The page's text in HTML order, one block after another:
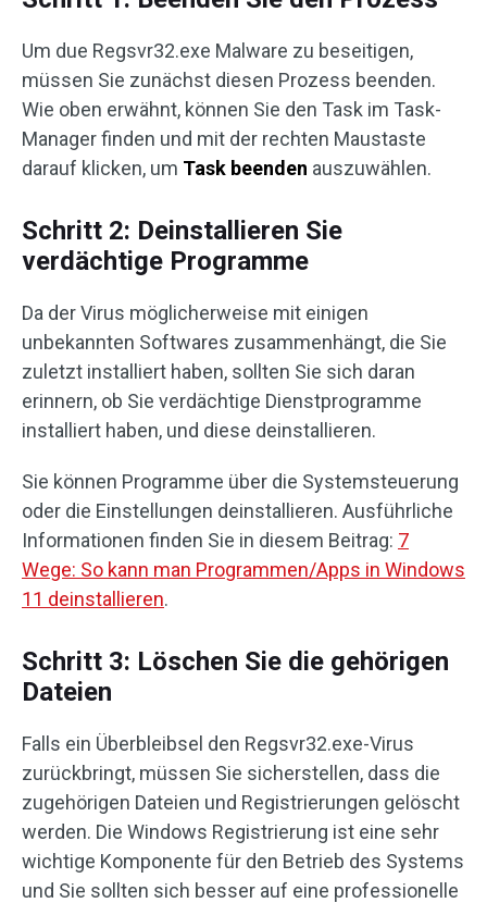
Um due Regsvr32.exe Malware zu beseitigen,
müssen Sie zunächst diesen Prozess beenden.
Wie oben erwähnt, können Sie den Task im Task-
Manager finden und mit der rechten Maustaste
darauf klicken, um Task beenden auszuwählen.
Schritt 2: Deinstallieren Sie
verdächtige Programme
Da der Virus möglicherweise mit einigen
unbekannten Softwares zusammenhängt, die Sie
zuletzt installiert haben, sollten Sie sich daran
erinnern, ob Sie verdächtige Dienstprogramme
installiert haben, und diese deinstallieren.
Sie können Programme über die Systemsteuerung
oder die Einstellungen deinstallieren. Ausführliche
Informationen finden Sie in diesem Beitrag: 7
Wege: So kann man Programmen/Apps in Windows
11 deinstallieren.
Schritt 3: Löschen Sie die gehörigen
Dateien
Falls ein Überbleibsel den Regsvr32.exe-Virus
zurückbringt, müssen Sie sicherstellen, dass die
zugehörigen Dateien und Registrierungen gelöscht
werden. Die Windows Registrierung ist eine sehr
wichtige Komponente für den Betrieb des Systems
und Sie sollten sich besser auf eine professionelle